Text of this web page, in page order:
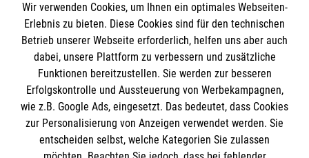
Empfänger: Malteser Hilfsdienst e.V.
IBAN: DE10 3706 0120 1201 2000 12
BIC: GENODED 1PA7
Wir verwenden Cookies, um Ihnen ein optimales Webseiten-
Erlebnis zu bieten. Diese Cookies sind für den technischen
Betrieb unserer Webseite erforderlich, helfen uns aber auch
dabei, unsere Plattform zu verbessern und zusätzliche
Funktionen bereitzustellen. Sie werden zur besseren
Erfolgskontrolle und Aussteuerung von Werbekampagnen,
wie z.B. Google Ads, eingesetzt. Das bedeutet, dass Cookies
zur Personalisierung von Anzeigen verwendet werden. Sie
entscheiden selbst, welche Kategorien Sie zulassen